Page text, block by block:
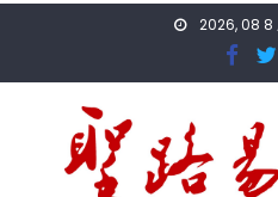
2026, 08 8